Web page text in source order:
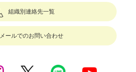
組織別連絡先一覧
メールでのお問い合わせ